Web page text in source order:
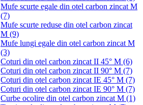
Mufe scurte egale din otel carbon zincat M
(7)
Mufe scurte reduse din otel carbon zincat
M (9)
Mufe lungi egale din otel carbon zincat M
(3)
Coturi din otel carbon zincat II 45° M (6)
Coturi din otel carbon zincat II 90° M (7)
Coturi din otel carbon zincat IE 45° M (7)
Coturi din otel carbon zincat IE 90° M (7)
Curbe ocolire din otel carbon zincat M (1)